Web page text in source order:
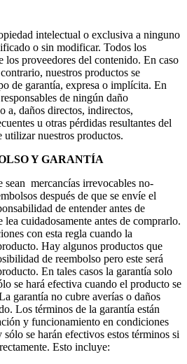
intelectual o exclusiva a ninguno
o sin modificar. Todos los
proveedores del contenido. En caso
nuestros productos se
de garantía, expresa o implícita. En
de ningún daño
a, daños directos, indirectos,
u otras pérdidas resultantes del
nuestros productos.
Y GARANTÍA
sean mercancías irrevocables no-
después de que se envíe el
de entender antes de
cuidadosamente antes de comprarlo.
con esta regla cuando la
Hay algunos productos que
de reembolso pero este será
En tales casos la garantía solo
se hará efectiva cuando el producto se
garantía no cubre averías o daños
Los términos de la garantía están
y funcionamiento en condiciones
se harán efectivos estos términos si
Esto incluye: